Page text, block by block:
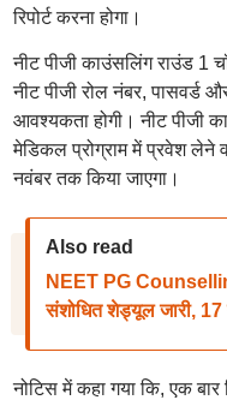
रिपोर्ट करना होगा।
नीट पीजी काउंसलिंग राउंड 1
नीट पीजी रोल नंबर, पासवर्ड
आवश्यकता होगी। नीट पीजी
मेडिकल प्रोग्राम में प्रवेश लेने
नवंबर तक किया जाएगा।
Also read
NEET PG
संशोधित शेड्यूल जारी,
नोटिस में कहा गया कि, एक